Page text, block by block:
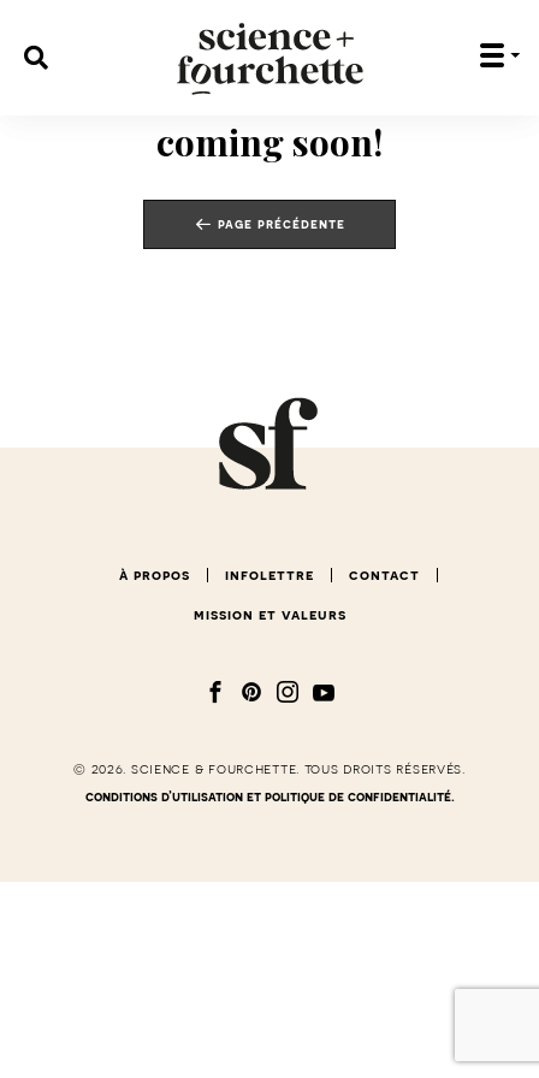
rechercher :
coming soon!
page précédente
à propos infolettre contact
mission et valeurs
© 2026. science & fourchette. tous droits réservés.
conditions d’utilisation et politique de confidentialité.